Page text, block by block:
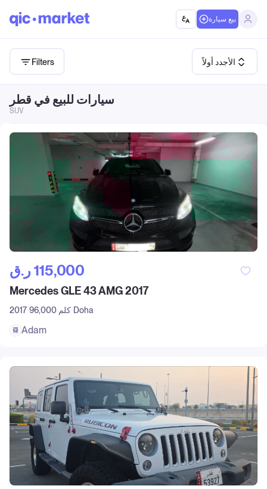
بيع سيارة
Filters الأجدد أولاً
سيارات للبيع في قطر
SUV
ر.ق‎ 115,000
Mercedes GLE 43 AMG 2017
2017 96,000 كلم Doha
Adam